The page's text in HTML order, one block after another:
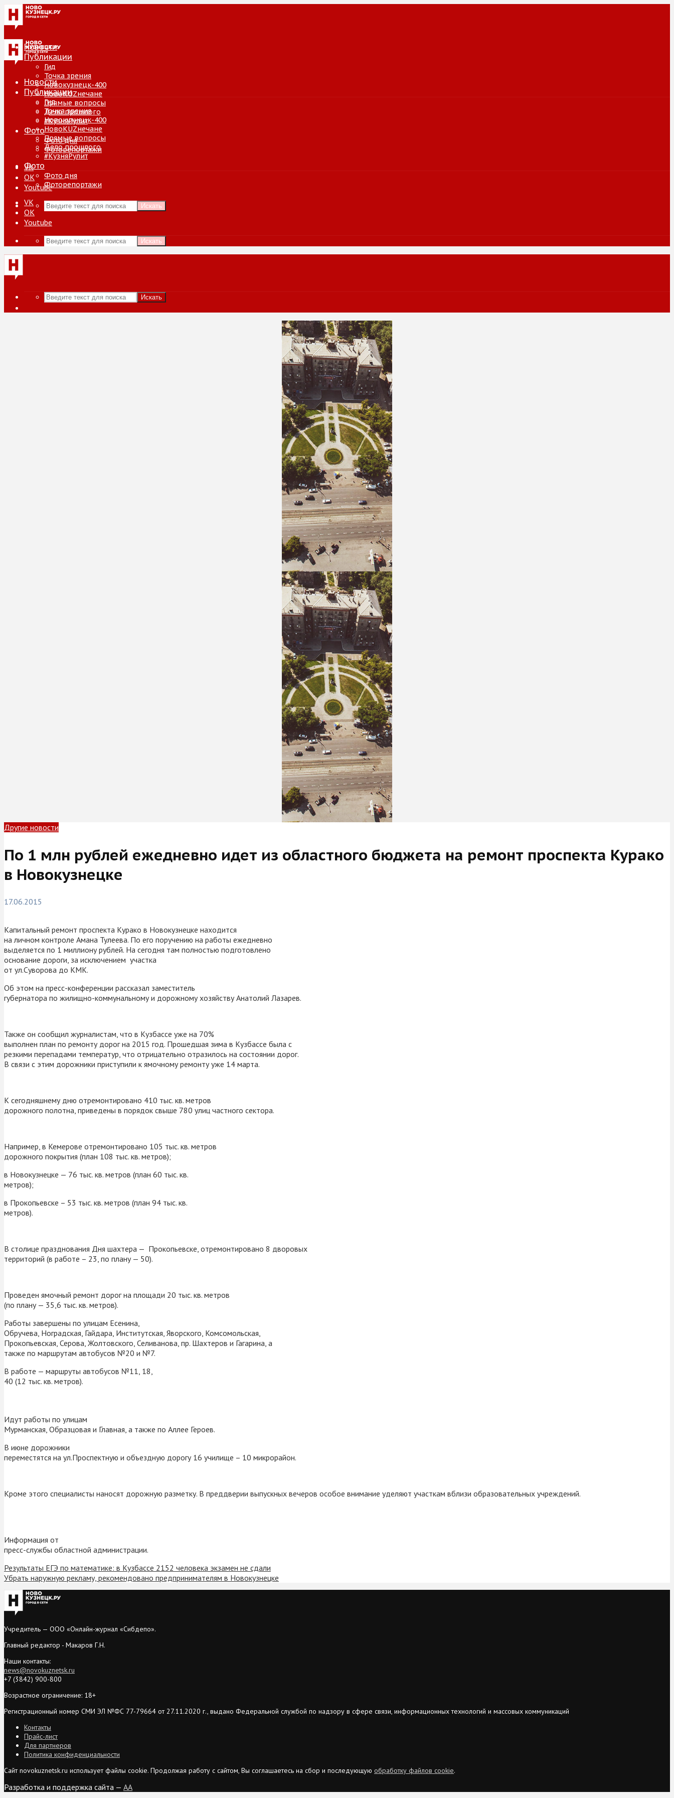
Новости
Публикации
Гид
Точка зрения
Новокузнецк-400
НовоKUZнечане
Прямые вопросы
Дело прошлого
#КузняРулит
Фото
Фото дня
Фоторепортажи
VK
ОК
Youtube
Искать
Новости
Публикации
Гид
Точка зрения
Новокузнецк-400
НовоKUZнечане
Прямые вопросы
Дело прошлого
#КузняРулит
Фото
Фото дня
Фоторепортажи
VK
ОК
Youtube
Искать
Искать
Другие новости
По 1 млн рублей ежедневно идет из областного бюджета на ремонт проспекта Курако
в Новокузнецке
17.06.2015
Капитальный ремонт проспекта Курако в Новокузнецке находится
на личном контроле Амана Тулеева. По его поручению на работы ежедневно
выделяется по 1 миллиону рублей. На сегодня там полностью подготовлено
основание дороги, за исключением участка
от ул.Суворова до КМК.
Об этом на пресс-конференции рассказал заместитель
губернатора по жилищно-коммунальному и дорожному хозяйству Анатолий Лазарев.
Также он сообщил журналистам, что в Кузбассе уже на 70%
выполнен план по ремонту дорог на 2015 год. Прошедшая зима в Кузбассе была с
резкими перепадами температур, что отрицательно отразилось на состоянии дорог.
В связи с этим дорожники приступили к ямочному ремонту уже 14 марта.
К сегодняшнему дню отремонтировано 410 тыс. кв. метров
дорожного полотна, приведены в порядок свыше 780 улиц частного сектора.
Например, в Кемерове отремонтировано 105 тыс. кв. метров
дорожного покрытия (план 108 тыс. кв. метров);
в Новокузнецке — 76 тыс. кв. метров (план 60 тыс. кв.
метров);
в Прокопьевске – 53 тыс. кв. метров (план 94 тыс. кв.
метров).
В столице празднования Дня шахтера — Прокопьевске, отремонтировано 8 дворовых
территорий (в работе – 23, по плану — 50).
Проведен ямочный ремонт дорог на площади 20 тыс. кв. метров
(по плану — 35,6 тыс. кв. метров).
Работы завершены по улицам Есенина,
Обручева, Ноградская, Гайдара, Институтская, Яворского, Комсомольская,
Прокопьевская, Серова, Жолтовского, Селиванова, пр. Шахтеров и Гагарина, а
также по маршрутам автобусов №20 и №7.
В работе — маршруты автобусов №11, 18,
40 (12 тыс. кв. метров).
Идут работы по улицам
Мурманская, Образцовая и Главная, а также по Аллее Героев.
В июне дорожники
переместятся на ул.Проспектную и объездную дорогу 16 училище – 10 микрорайон.
Кроме этого специалисты наносят дорожную разметку. В преддверии выпускных вечеров особое внимание уделяют участкам вблизи образовательных учреждений.
Информация от
пресс-службы областной администрации.
Результаты ЕГЭ по математике: в Кузбассе 2152 человека экзамен не сдали
Убрать наружную рекламу, рекомендовано предпринимателям в Новокузнецке
Учредитель — ООО «Онлайн-журнал «Сибдепо».
Главный редактор - Макаров Г.Н.
Наши контакты:
news@novokuznetsk.ru
+7 (3842) 900-800
Возрастное ограничение: 18+
Регистрационный номер СМИ ЭЛ №ФС 77-79664 от 27.11.2020 г., выдано Федеральной службой по надзору в сфере связи, информационных технологий и массовых коммуникаций
Контакты
Прайс-лист
Для партнеров
Политика конфиденциальности
Сайт novokuznetsk.ru использует файлы cookie. Продолжая работу с сайтом, Вы соглашаетесь на сбор и последующую обработку файлов cookie.
Разработка и поддержка сайта — AA